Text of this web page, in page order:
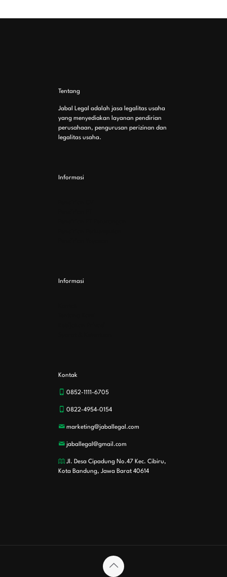
Tentang
Jabal Legal adalah jasa legalitas usaha
yang menyediakan layanan pendirian
perusahaan, pengurusan perizinan dan
legalitas usaha.
Informasi
Informasi
Kontak
0852-1111-6705
0822-4954-0154
marketing@jaballegal.com
jaballegal@gmail.com
Jl. Desa Cipadung No.47 Kec. Cibiru,
Kota Bandung, Jawa Barat 40614